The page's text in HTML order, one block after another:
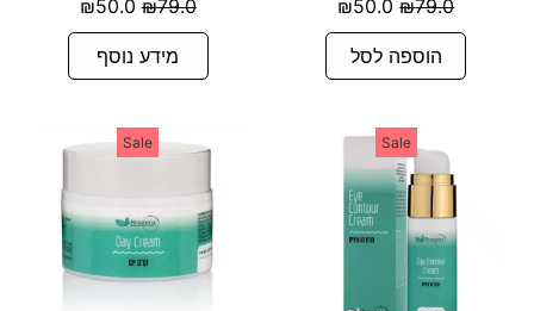
₪79.0
₪50.0
הוספה לסל
₪79.0
₪50.0
מידע נוסף
Sale
Sale